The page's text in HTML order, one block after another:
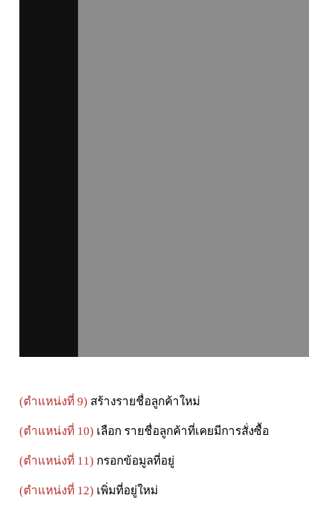
(ตำแหน่งที่ 9) สร้างรายชื่อลูกค้าใหม่
(ตำแหน่งที่ 10) เลือก รายชื่อลูกค้าที่เคยมีการสั่งซื้อ
(ตำแหน่งที่ 11) กรอกข้อมูลที่อยู่
(ตำแหน่งที่ 12) เพิ่มที่อยู่ใหม่